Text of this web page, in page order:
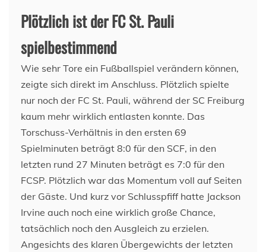
Plötzlich ist der FC St. Pauli
spielbestimmend
Wie sehr Tore ein Fußballspiel verändern können,
zeigte sich direkt im Anschluss. Plötzlich spielte
nur noch der FC St. Pauli, während der SC Freiburg
kaum mehr wirklich entlasten konnte. Das
Torschuss-Verhältnis in den ersten 69
Spielminuten beträgt 8:0 für den SCF, in den
letzten rund 27 Minuten beträgt es 7:0 für den
FCSP. Plötzlich war das Momentum voll auf Seiten
der Gäste. Und kurz vor Schlusspfiff hatte Jackson
Irvine auch noch eine wirklich große Chance,
tatsächlich noch den Ausgleich zu erzielen.
Angesichts des klaren Übergewichts der letzten